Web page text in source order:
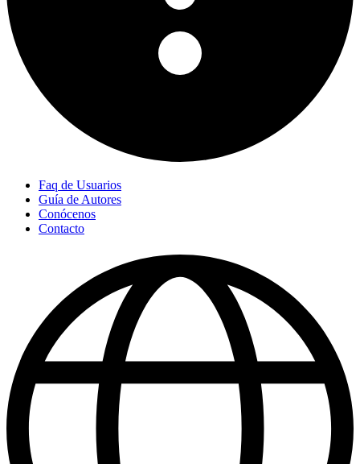
Faq de Usuarios
Guía de Autores
Conócenos
Contacto